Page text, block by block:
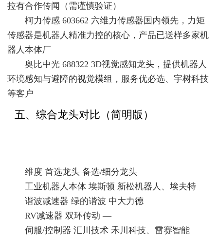
拉有合作传闻（需谨慎验证）
柯力传感 603662 六维力传感器国内领先，力矩
传感器是机器人精准力控的核心，产品已送样多家机
器人本体厂
奥比中光 688322 3D视觉感知龙头，提供机器人
环境感知与避障的视觉模组，服务优必选、宇树科技
等客户
五、综合龙头对比（简明版）
维度 首选龙头 备选/细分龙头
工业机器人本体 埃斯顿 新松机器人、埃夫特
谐波减速器 绿的谐波 中大力德
RV减速器 双环传动 —
伺服/控制器 汇川技术 禾川科技、雷赛智能